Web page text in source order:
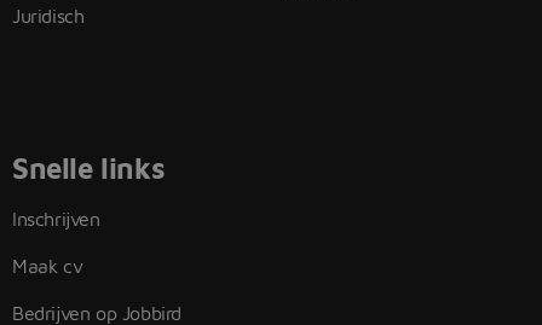
Juridisch
Snelle links
Inschrijven
Maak cv
Bedrijven op Jobbird